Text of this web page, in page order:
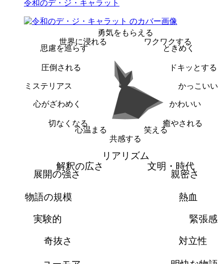
令和のデ・ジ・キャラット
勇気をもらえる
ワクワクする
ときめく
ドキッとする
かっこいい
かわいい
癒やされる
笑える
共感する
心温まる
切なくなる
心がざわめく
ミステリアス
圧倒される
思慮を巡らす
世界に浸れる
リアリズム
文明・時代
親密さ
熱血
緊張感
対立性
奇抜さ
実験的
物語の規模
展開の強さ
解釈の広さ